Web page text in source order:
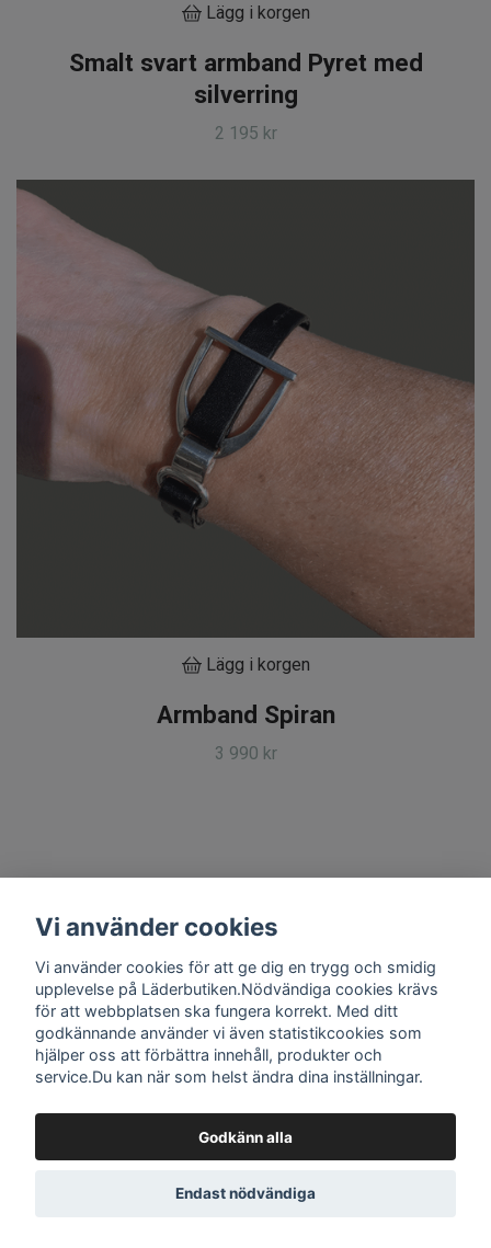
Lägg i korgen
Smalt svart armband Pyret med
silverring
2 195 kr
Lägg i korgen
Armband Spiran
3 990 kr
Om oss
Sociala medier
© 2026 CKL Stockholm Läderbutiken
Vi använder cookies
Vi använder cookies för att ge dig en trygg och smidig
upplevelse på Läderbutiken.Nödvändiga cookies krävs
för att webbplatsen ska fungera korrekt. Med ditt
godkännande använder vi även statistikcookies som
hjälper oss att förbättra innehåll, produkter och
service.Du kan när som helst ändra dina inställningar.
Godkänn alla
Endast nödvändiga